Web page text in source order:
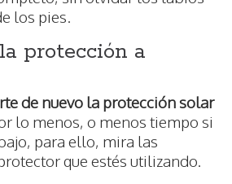
los pies.
protección a
de nuevo la protección solar
lo menos, o menos tiempo si
para ello, mira las
que estés utilizando.